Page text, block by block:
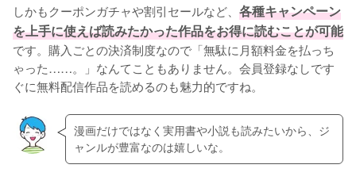
しかもクーポンガチャや割引セールなど、 各種キャンペーン
を上手に使えば読みたかった作品をお得に読むことが可能
です。購入ごとの決済制度なので「無駄に月額料金を払っち
ゃった……。」なんてこともありません。会員登録なしです
ぐに無料配信作品を読めるのも魅力的ですね。
漫画だけではなく実用書や小説も読みたいから、ジ
ャンルが豊富なのは嬉しいな。